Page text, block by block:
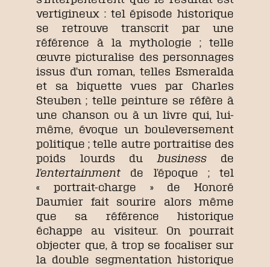
vertigineux : tel épisode historique
se retrouve transcrit par une
référence à la mythologie ; telle
œuvre picturalise des personnages
issus d’un roman, telles Esmeralda
et sa biquette vues par Charles
Steuben ; telle peinture se réfère à
une chanson ou à un livre qui, lui-
même, évoque un bouleversement
politique ; telle autre portraitise des
poids lourds du businessde
l’entertainmentde l’époque ; tel
« portrait-charge » de Honoré
Daumier fait sourire alors même
que sa référence historique
échappe au visiteur. On pourrait
objecter que, à trop se focaliser sur
la double segmentation historique